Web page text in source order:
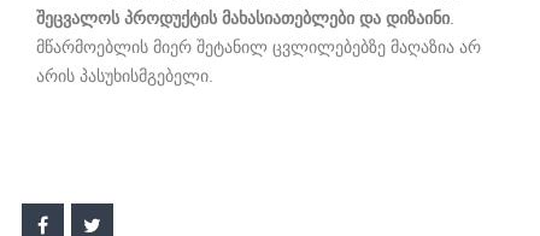
შეცვალოს პროდუქტის მახასიათებლები და დიზაინი
მწარმოებლის მიერ შეტანილ ცვლილებებზე მაღაზია არ
არის პასუხისმგებელი.